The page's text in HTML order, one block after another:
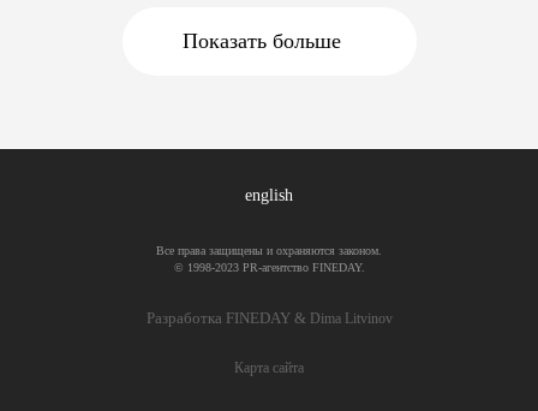
Показать больше
english
Все права защищены и охраняются законом.
© 1998-2023 PR-агентство FINEDAY.
Разработка FINEDAY & Dima Litvinov
Карта сайта